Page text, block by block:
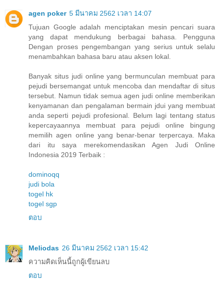
agen poker 5 มีนาคม 2562 เวลา 14:07
Tujuan Google adalah menciptakan mesin pencari suara
yang dapat mendukung berbagai bahasa. Pengguna
Dengan proses pengembangan yang serius untuk selalu
menambahkan bahasa baru atau aksen lokal.
Banyak situs judi online yang bermunculan membuat para
pejudi bersemangat untuk mencoba dan mendaftar di situs
tersebut. Namun tidak semua agen judi online memberikan
kenyamanan dan pengalaman bermain jdui yang membuat
anda seperti pejudi profesional. Belum lagi tentang status
kepercayaannya membuat para pejudi online bingung
memilih agen online yang benar-benar terpercaya. Maka
dari itu saya merekomendasikan Agen Judi Online
Indonesia 2019 Terbaik :
dominoqq
judi bola
togel hk
togel sgp
ตอบ
Meliodas 26 มีนาคม 2562 เวลา 15:42
ความคิดเห็นนี้ถูกผู้เขียนลบ
ตอบ